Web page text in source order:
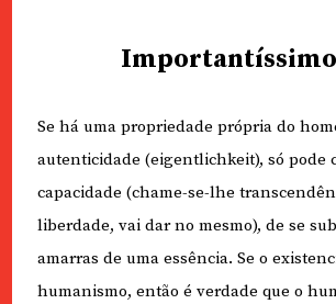
Se há uma propriedade própria do
autenticidade (eigentlichkeit), só pode
capacidade (chame-se-lhe
liberdade, vai dar no mesmo), de se
amarras de uma essência. Se o
humanismo, então é verdade que o